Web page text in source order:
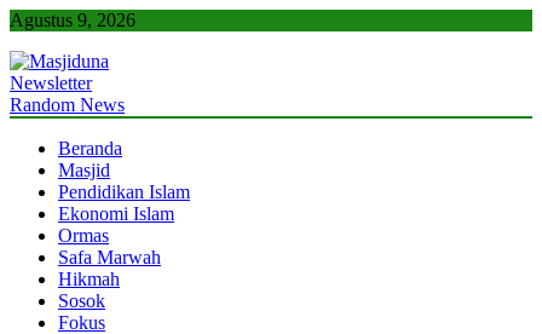
Skip
content
Agustus 9, 2026
Masjiduna
Referensi Berita Islam Indonesia
Newsletter
Random News
Beranda
Masjid
Pendidikan Islam
Ekonomi Islam
Ormas
Safa Marwah
Hikmah
Sosok
Fokus